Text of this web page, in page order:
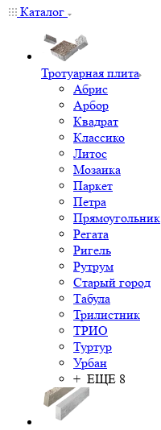
Каталог
Тротуарная плита
Абрис
Арбор
Квадрат
Классико
Литос
Мозаика
Паркет
Петра
Прямоугольник
Регата
Ригель
Рутрум
Старый город
Табула
Трилистник
ТРИО
Туртур
Урбан
+ ЕЩЕ 8